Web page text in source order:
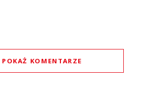
POKAŻ KOMENTARZE